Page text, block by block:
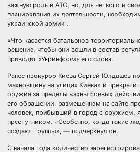
важную роль в АТО, но, для четкого и
планирования их деятельности,
украинской армии .
«Что касается батальонов
решение, чтобы они вошли в состав
приводит «Укринформ» его слова.
Ранее прокурор Киева Сергей Юлдашев
махновщину на улицах Киева» и
оружия за пределы «зоны боевых
его обращении, размещенном на сайте
человек, прибывший в город с оружием,
преступником. «Особенно, когда такие
создают группы», — подчеркнул он.
С начала года количество